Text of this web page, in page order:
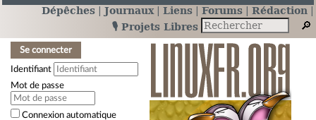
Dépêches Journaux Liens Forums
Rédaction
🎙️ Projets Libres
Se connecter
Identifiant
Mot de passe
Connexion automatique